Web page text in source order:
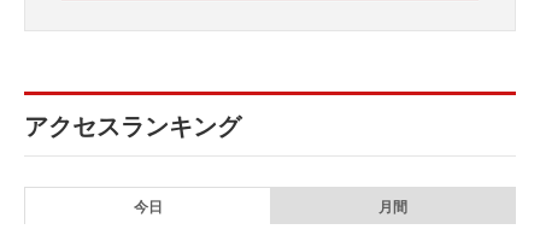
アクセスランキング
今日 月間